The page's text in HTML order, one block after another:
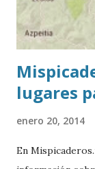
lugares
enero 20, 2014
En